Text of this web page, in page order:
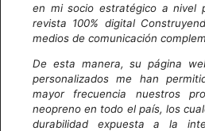
en mi socio estratégico a nivel
revista 100% digital
medios de comunicación
De esta manera, su página
personalizados me han
mayor frecuencia nuestros
neopreno en todo el país, los
durabilidad expuesta a la